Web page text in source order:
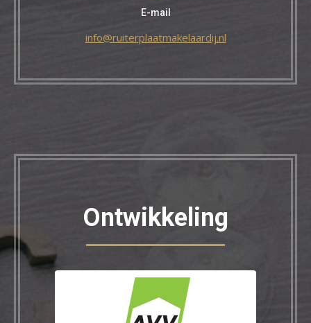
E-mail
info@ruiterplaatmakelaardij.nl
Ontwikkeling